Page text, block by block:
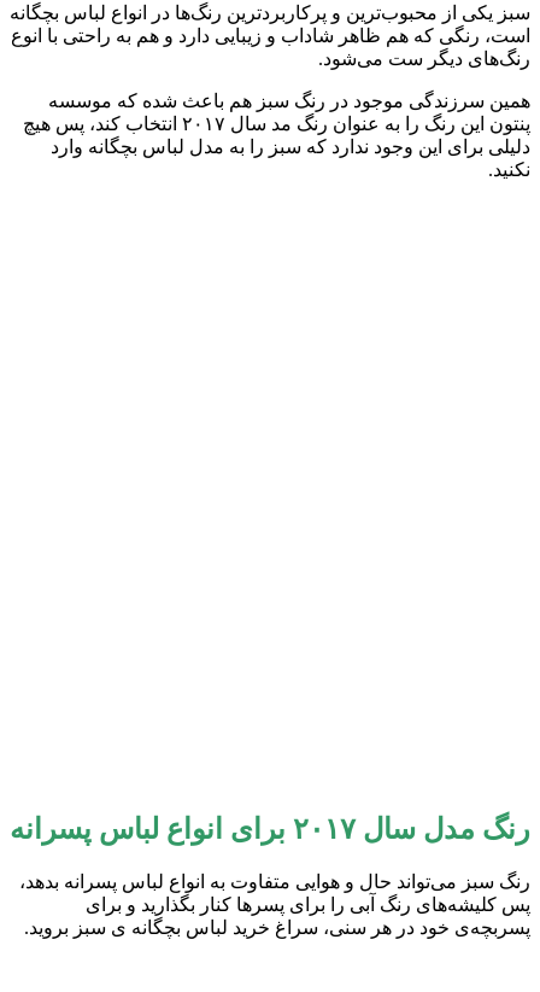
سبز یکی از محبوب‌ترین و پرکاربردترین رنگ‌ها در انواع لباس بچگانه
است، رنگی که هم ظاهر شاداب و زیبایی دارد و هم به راحتی با انوع
رنگ‌های دیگر ست می‌شود.
همین سرزندگی موجود در رنگ سبز هم باعث شده که موسسه
پنتون این رنگ را به عنوان رنگ مد سال ۲۰۱۷ انتخاب کند، پس هیچ
دلیلی برای این وجود ندارد که سبز را به مدل لباس بچگانه وارد
نکنید.
رنگ مدل سال ۲۰۱۷ برای انواع لباس پسرانه
رنگ سبز می‌تواند حال و هوایی متفاوت به انواع لباس پسرانه بدهد،
پس کلیشه‌های رنگ آبی را برای پسرها کنار بگذارید و برای
پسربچه‌ی خود در هر سنی، سراغ خرید لباس بچگانه ی سبز بروید.